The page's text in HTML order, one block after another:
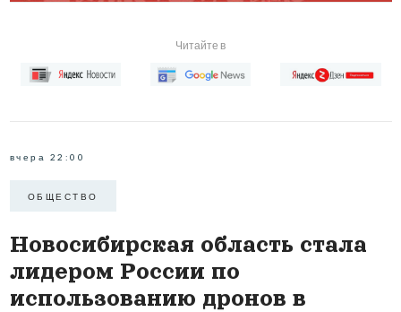
Читайте в
вчера 22:00
ОБЩЕСТВО
Новосибирская область стала
лидером России по
использованию дронов в